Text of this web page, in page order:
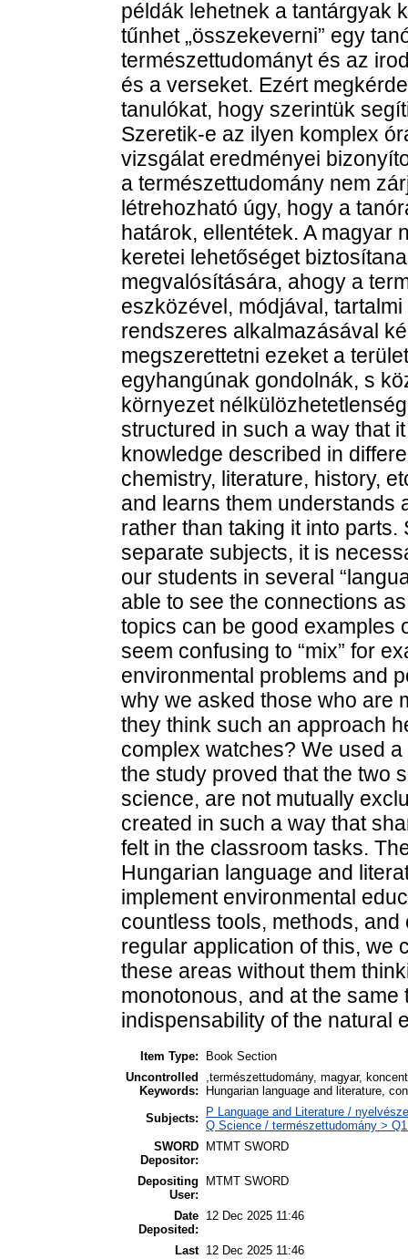
példák lehetnek a tantárgyak
tűnhet „összekeverni” egy
természettudományt és az
és a verseket. Ezért
tanulókat, hogy szerintük
Szeretik-e az ilyen komplex
vizsgálat eredményei
a természettudomány nem
létrehozható úgy, hogy a
határok, ellentétek. A magyar
keretei lehetőséget
megvalósítására, ahogy a
eszközével, módjával,
rendszeres alkalmazásával
megszerettetni ezeket a
egyhangúnak gondolnák, s
környezet
structured in such a way that
knowledge described in
chemistry, literature, history,
and learns them understands
rather than taking it into parts.
separate subjects, it is
our students in several
able to see the connections
topics can be good examples
seem confusing to “mix” for
environmental problems and
why we asked those who are
they think such an approach
complex watches? We used
the study proved that the two
science, are not mutually
created in such a way that
felt in the classroom tasks.
Hungarian language and
implement environmental
countless tools, methods,
regular application of this, we
these areas without them
monotonous, and at the
indispensability of the natural
Item Type:
Book Section
Uncontrolled
Keywords:
,természettudomány, magyar,
Hungarian language and literature,
Subjects:
P Language and Literature /
Q Science / természettudomány >
SWORD
Depositor:
MTMT SWORD
Depositing
User:
MTMT SWORD
Date
Deposited:
12 Dec 2025 11:46
Last 12 Dec 2025 11:46